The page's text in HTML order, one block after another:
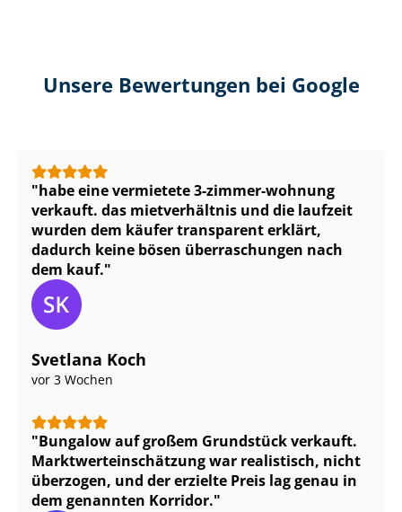
Unsere Bewertungen bei Google
habe eine vermietete 3-zimmer-wohnung
verkauft. das mietverhältnis und die laufzeit
wurden dem käufer transparent erklärt,
dadurch keine bösen überraschungen nach
dem kauf.
Svetlana Koch
vor 3 Wochen
Bungalow auf großem Grundstück verkauft.
Markt­wert­ein­schät­zung war realistisch, nicht
überzogen, und der erzielte Preis lag genau in
dem genannten Korridor.